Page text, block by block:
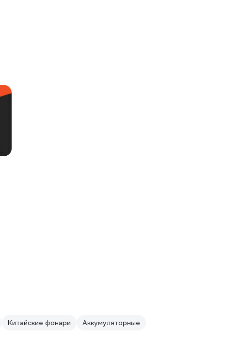
Китайские фонари
Аккумуляторные